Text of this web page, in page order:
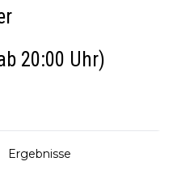
20:00 Uhr)
Ergebnisse